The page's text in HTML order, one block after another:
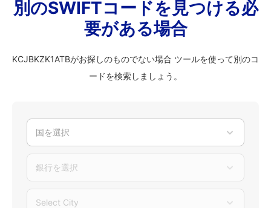
別のSWIFTコードを見つける必
要がある場合
KCJBKZK1ATBがお探しのものでない場合 ツールを使って別のコ
ードを検索しましょう。
国を選択
銀行を選択
Select City